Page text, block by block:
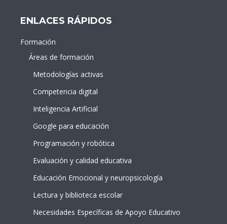
ENLACES RÁPIDOS
Formación
Áreas de formación
Metodologías activas
Competencia digital
Inteligencia Artificial
Google para educación
Programación y robótica
Evaluación y calidad educativa
Educación Emocional y neuropsicología
Lectura y biblioteca escolar
Necesidades Específicas de Apoyo Educativo